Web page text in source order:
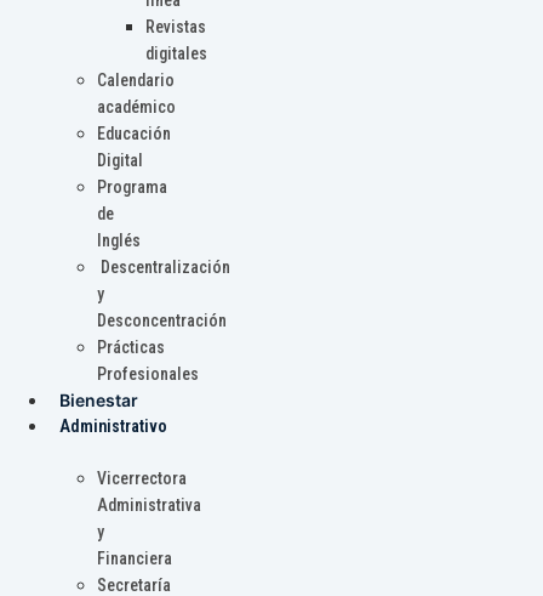
Revistas
digitales
Calendario
académico
Educación
Digital
Programa
de
Inglés
Descentralización
y
Desconcentración
Prácticas
Profesionales
Bienestar
Administrativo
Vicerrectora
Administrativa
y
Financiera
Secretaría